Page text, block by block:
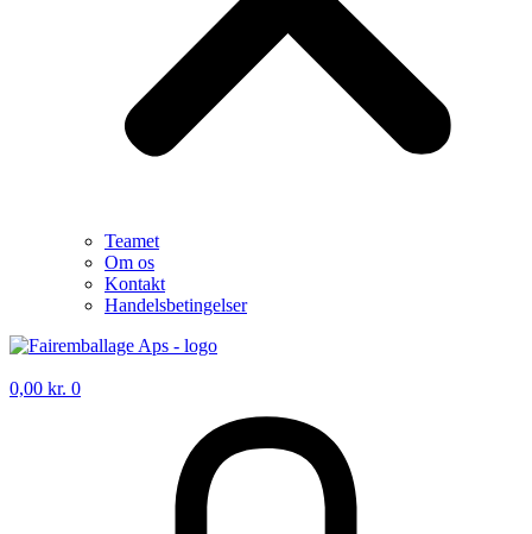
Teamet
Om os
Kontakt
Handelsbetingelser
0,00 kr. 0